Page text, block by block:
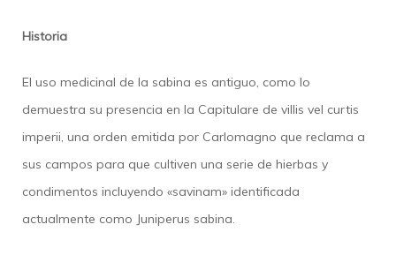
Historia
El uso medicinal de la sabina es antiguo, como lo
demuestra su presencia en la Capitulare de villis vel curtis
imperii, una orden emitida por Carlomagno que reclama a
sus campos para que cultiven una serie de hierbas y
condimentos incluyendo «savinam» identificada
actualmente como Juniperus sabina.